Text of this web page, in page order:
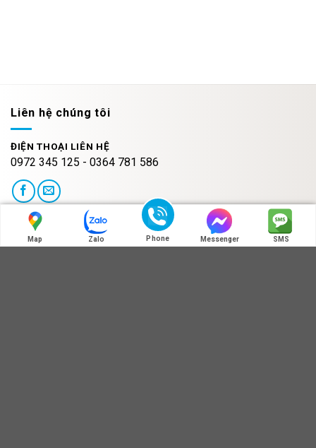
Map Zalo Phone Messenger SMS
Liên hệ chúng tôi
ĐIỆN THOẠI LIÊN HỆ
0972 345 125 - 0364 781 586
HOT LINE:MÃ QR ZALO